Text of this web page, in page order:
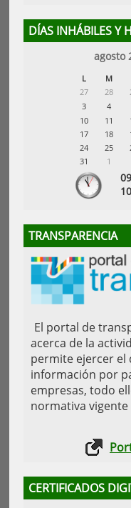
DÍAS INHÁBILES Y
agosto
L M
27
28
3
4
10
11
17
18
24
25
31
1
TRANSPARENCIA
El portal de
acerca de la
permite ejercer el
información por
empresas, todo
normativa
CERTIFICADOS